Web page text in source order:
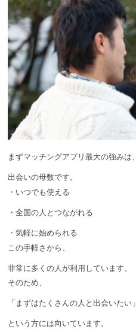
まずマッチングアプリ最大の強みは、
出会いの母数です。
・いつでも使える
・全国の人とつながれる
・気軽に始められる
この手軽さから、
非常に多くの人が利用しています。
そのため、
「まずはたくさんの人と出会いたい」
という方には向いています。